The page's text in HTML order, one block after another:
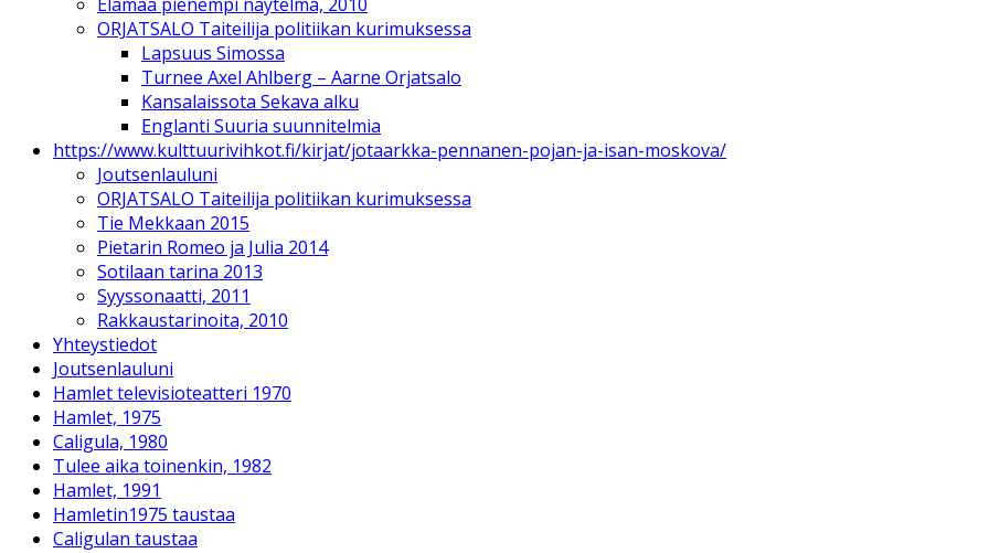
ORJATSALO Taiteilija politiikan kurimuksessa
Lapsuus Simossa
Turnee Axel Ahlberg – Aarne Orjatsalo
Kansalaissota Sekava alku
Englanti Suuria suunnitelmia
https://www.kulttuurivihkot.fi/kirjat/jotaarkka-pennanen-pojan-ja-isan-moskova/
Joutsenlauluni
ORJATSALO Taiteilija politiikan kurimuksessa
Tie Mekkaan 2015
Pietarin Romeo ja Julia 2014
Sotilaan tarina 2013
Syyssonaatti, 2011
Rakkaustarinoita, 2010
Yhteystiedot
Joutsenlauluni
Hamlet televisioteatteri 1970
Hamlet, 1975
Caligula, 1980
Tulee aika toinenkin, 1982
Hamlet, 1991
Hamletin1975 taustaa
Caligulan taustaa